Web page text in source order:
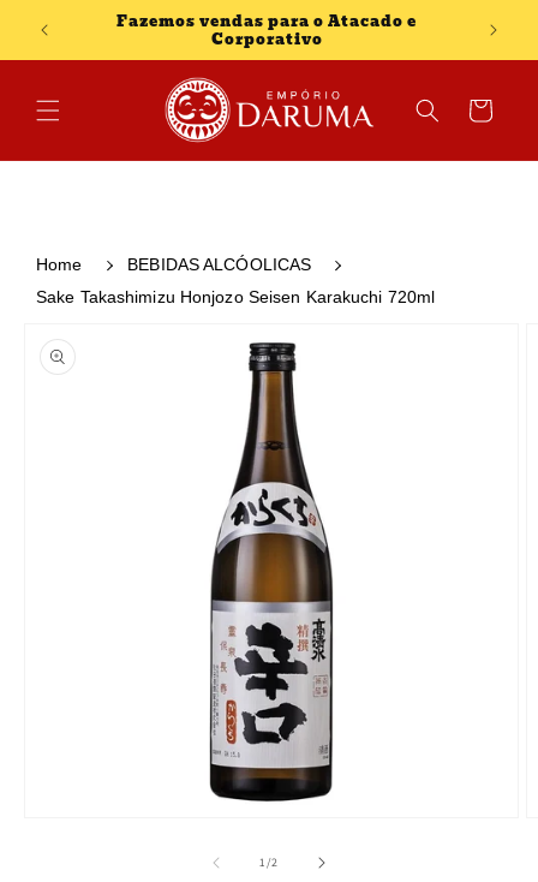
para o
Fazemos vendas para o Atacado e
Corporativo
Carrinho
Home
BEBIDAS ALCÓOLICAS
Sake Takashimizu Honjozo Seisen Karakuchi 720ml
informações
do produto
1/de2